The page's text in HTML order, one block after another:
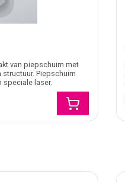
van piepschuim met
Piepschuim
speciale laser.